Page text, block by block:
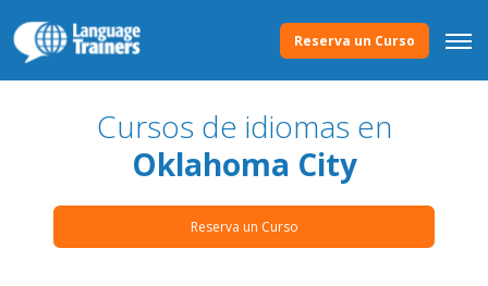
Reserva un Curso
Cursos de idiomas en
Oklahoma City
Reserva un Curso